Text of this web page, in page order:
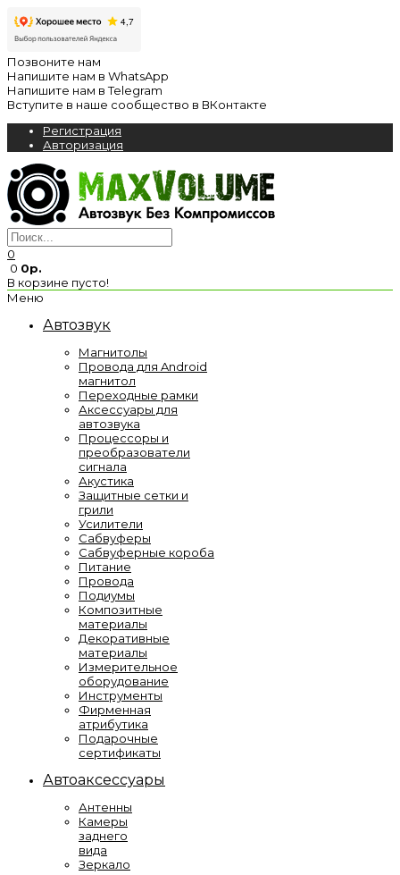
Позвоните нам
Напишите нам в WhatsApp
Напишите нам в Telegram
Вступите в наше сообщество в ВКонтакте
Регистрация
Авторизация
0
0 0р.
В корзине пусто!
Меню
Автозвук
Магнитолы
Провода для Android
магнитол
Переходные рамки
Аксессуары для
автозвука
Процессоры и
преобразователи
сигнала
Акустика
Защитные сетки и
грили
Усилители
Сабвуферы
Сабвуферные короба
Питание
Провода
Подиумы
Композитные
материалы
Декоративные
материалы
Измерительное
оборудование
Инструменты
Фирменная
атрибутика
Подарочные
сертификаты
Автоаксессуары
Антенны
Камеры
заднего
вида
Зеркало